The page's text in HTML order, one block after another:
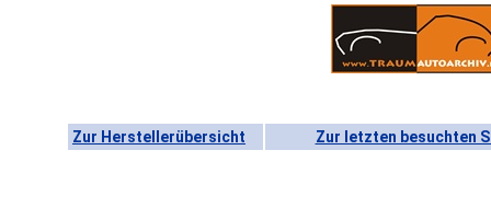
Zur Herstellerübersicht Zur letzten besuchten